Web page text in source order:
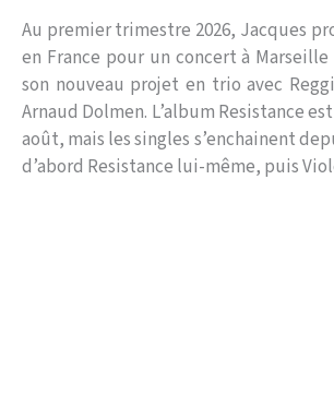
Au premier trimestre 2026, Jacques
en France pour un concert à
son nouveau projet en trio avec
Arnaud Dolmen. L’album Resistance
août, mais les singles s’enchainent
d’abord Resistance lui-même, puis